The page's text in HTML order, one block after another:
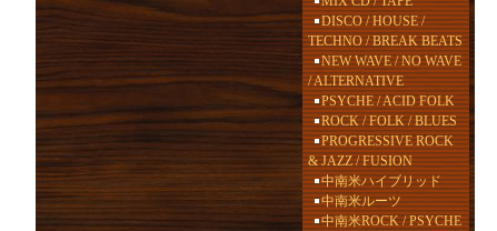
DISCO / HOUSE /
TECHNO / BREAK BEATS
NEW WAVE / NO WAVE
/ ALTERNATIVE
PSYCHE / ACID FOLK
ROCK / FOLK / BLUES
PROGRESSIVE ROCK
& JAZZ / FUSION
中南米ハイブリッド
中南米ルーツ
中南米ROCK / PSYCHE